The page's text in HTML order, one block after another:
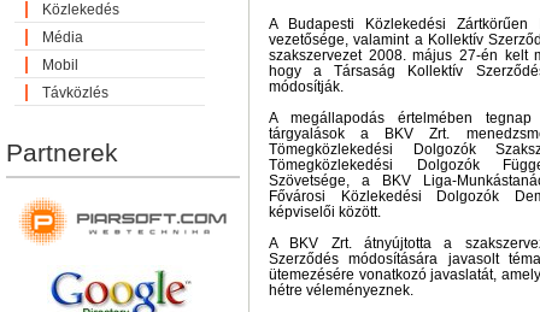
Közlekedés
Média
Mobil
Távközlés
Partnerek
A Budapesti Közlekedési Zártkörűen
vezetősége, valamint a Kollektív
szakszervezet 2008. május 27-én kelt
hogy a Társaság Kollektív
módosítják.
A megállapodás értelmében
tárgyalások a BKV Zrt.
Tömegközlekedési Dolgozók
Tömegközlekedési Dolgozók
Szövetsége, a BKV Liga-
Fővárosi Közlekedési Dolgozók
képviselői között.
A BKV Zrt. átnyújtotta a
Szerződés módosítására javasolt
ütemezésére vonatkozó javaslatát,
hétre véleményeznek.